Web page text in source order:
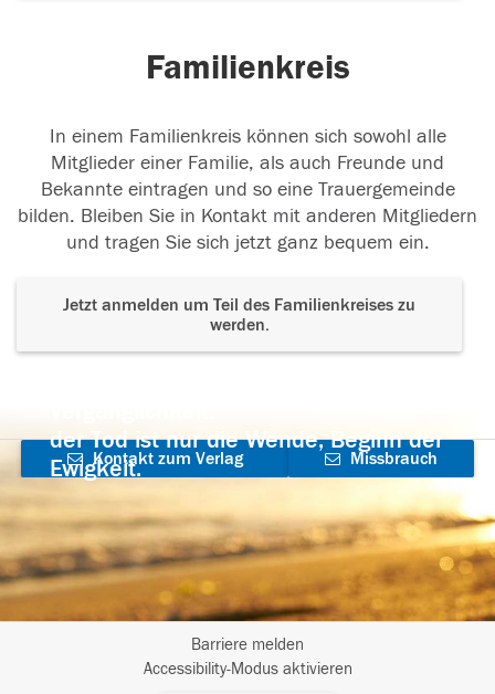
Familienkreis
In einem Familienkreis können sich sowohl alle
Mitglieder einer Familie, als auch Freunde und
Bekannte eintragen und so eine Trauergemeinde
bilden. Bleiben Sie in Kontakt mit anderen Mitgliedern
und tragen Sie sich jetzt ganz bequem ein.
Jetzt anmelden um Teil des Familienkreises zu
werden.
der Tod ist nur die Wende, Beginn der
Ewigkeit.
Kontakt zum Verlag
aufnehmen
Missbrauch
Barriere melden
Accessibility-Modus aktivieren